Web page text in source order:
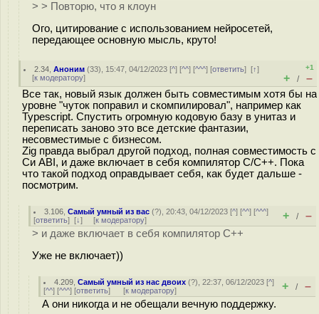
> > Повторю, что я клоун
Ого, цитирование с использованием нейросетей,
передающее основную мысль, круто!
2.34 ,Аноним (33), 15:47, 04/12/2023 [^] [^^] [^^^] [ответить][↑]
[к модератору]
+1
+ / –
Все так, новый язык должен быть совместимым хотя бы на
уровне "чуток поправил и скомпилировал", например как
Typescript. Спустить огромную кодовую базу в унитаз и
переписать заново это все детские фантазии,
несовместимые с бизнесом.
Zig правда выбрал другой подход, полная совместимость с
Си ABI, и даже включает в себя компилятор C/C++. Пока
что такой подход оправдывает себя, как будет дальше -
посмотрим.
3.106 ,Самый умный из вас (?), 20:43, 04/12/2023 [^] [^^] [^^^]
[ответить] [↓] [к модератору] + / –
> и даже включает в себя компилятор C++
Уже не включает))
4.209 ,Самый умный из нас двоих (?), 22:37, 06/12/2023 [^]
[^^] [^^^] [ответить] [к модератору] + / –
А они никогда и не обещали вечную поддержку.